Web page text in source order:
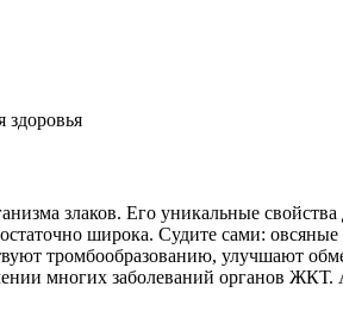
здоровья
злаков. Его уникальные
широка. Судите сами:
тромбообразованию, улучшают
многих заболеваний органов